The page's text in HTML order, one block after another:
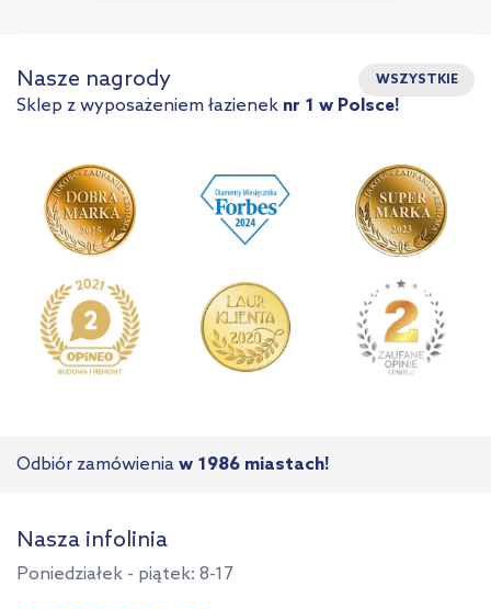
Nasze nagrody WSZYSTKIE
Sklep z wyposażeniem łazienek nr 1 w Polsce!
Odbiór zamówienia w 1986 miastach!
Nasza infolinia
Poniedziałek - piątek: 8-17